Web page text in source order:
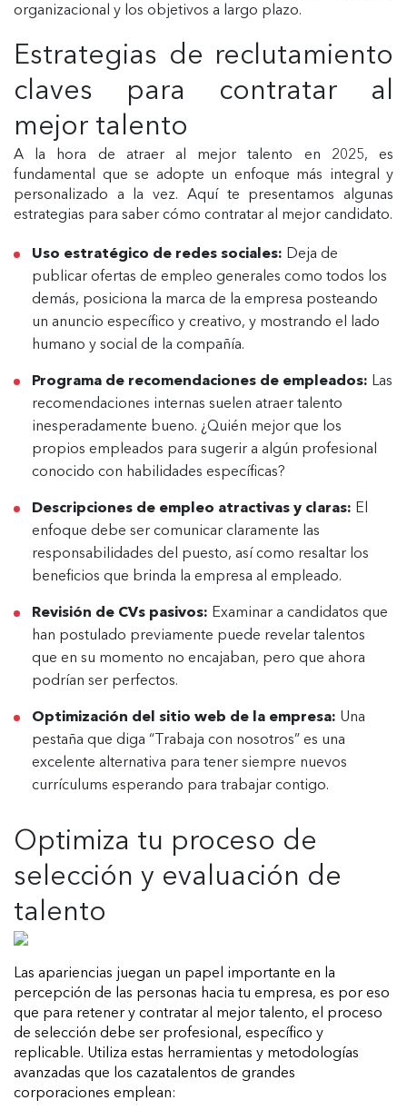
organizacional y los objetivos a largo plazo.
Estrategias de reclutamiento
claves para contratar al
mejor talento
A la hora de atraer al mejor talento en 2025, es
fundamental que se adopte un enfoque más integral y
personalizado a la vez. Aquí te presentamos algunas
estrategias para saber cómo contratar al mejor candidato.
Uso estratégico de redes sociales: Deja de
publicar ofertas de empleo generales como todos los
demás, posiciona la marca de la empresa posteando
un anuncio específico y creativo, y mostrando el lado
humano y social de la compañía.
Programa de recomendaciones de empleados: Las
recomendaciones internas suelen atraer talento
inesperadamente bueno. ¿Quién mejor que los
propios empleados para sugerir a algún profesional
conocido con habilidades específicas?
Descripciones de empleo atractivas y claras: El
enfoque debe ser comunicar claramente las
responsabilidades del puesto, así como resaltar los
beneficios que brinda la empresa al empleado.
Revisión de CVs pasivos: Examinar a candidatos que
han postulado previamente puede revelar talentos
que en su momento no encajaban, pero que ahora
podrían ser perfectos.
Optimización del sitio web de la empresa: Una
pestaña que diga “Trabaja con nosotros” es una
excelente alternativa para tener siempre nuevos
currículums esperando para trabajar contigo.
Optimiza tu proceso de
selección y evaluación de
talento
Las apariencias juegan un papel importante en la
percepción de las personas hacia tu empresa, es por eso
que para retener y contratar al mejor talento, el proceso
de selección debe ser profesional, específico y
replicable. Utiliza estas herramientas y metodologías
avanzadas que los cazatalentos de grandes
corporaciones emplean: